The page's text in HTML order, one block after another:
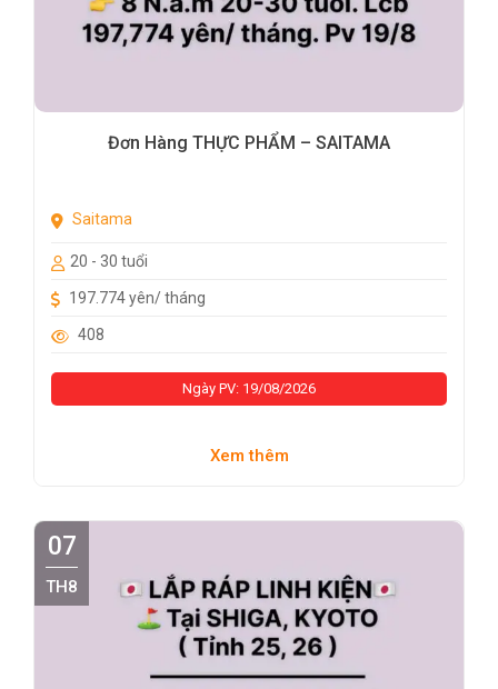
Đơn Hàng THỰC PHẨM – SAITAMA
Saitama
20 - 30 tuổi
197.774 yên/ tháng
408
Ngày PV: 19/08/2026
Xem thêm
07
TH8